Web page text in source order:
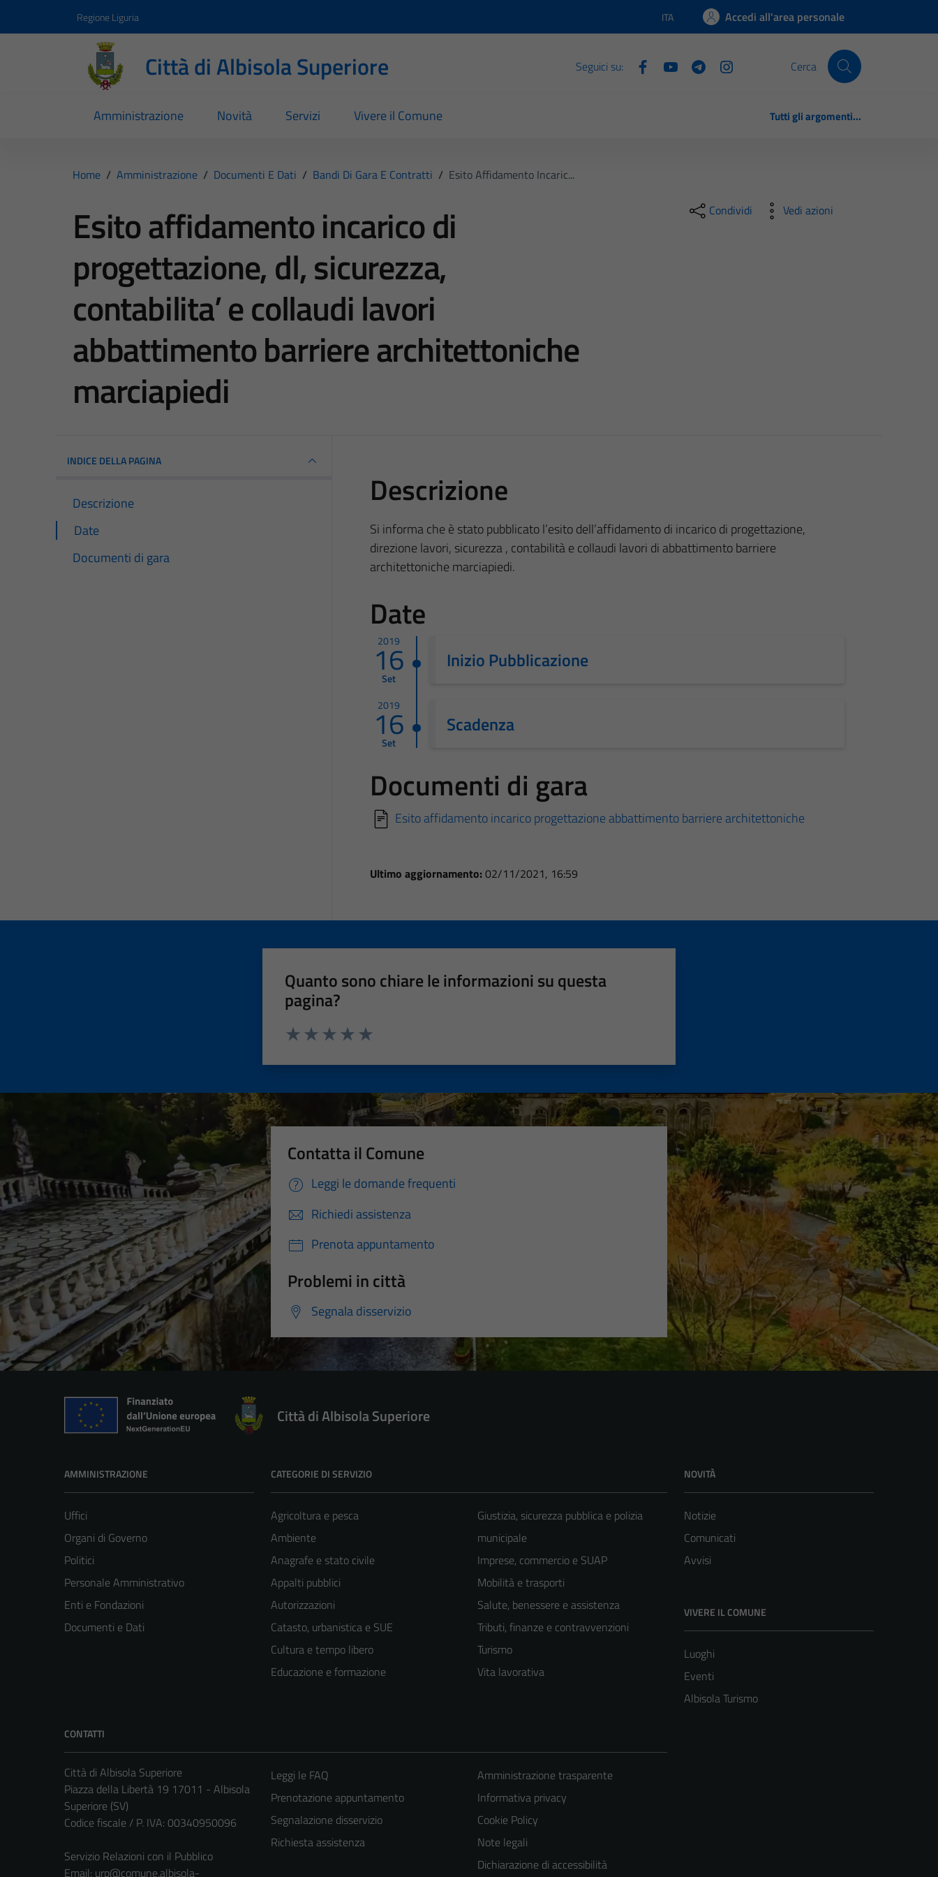
Regione Liguria Lingua attiva:
ITA Accedi all'area personale
Città di Albisola Superiore Seguici su: Cerca
Amministrazione Novità Servizi Vivere il Comune Tutti gli argomenti...
Home / Amministrazione / Documenti E Dati / Bandi Di Gara E Contratti / Esito Affidamento Incaric...
Esito affidamento incarico di
progettazione, dl, sicurezza,
contabilita’ e collaudi lavori
abbattimento barriere architettoniche
marciapiedi
Condividi Vedi azioni
INDICE DELLA PAGINA
Descrizione
Date
Documenti di gara
Descrizione
Si informa che è stato pubblicato l’esito dell’affidamento di incarico di progettazione,
direzione lavori, sicurezza , contabilità e collaudi lavori di abbattimento barriere
architettoniche marciapiedi.
Date
2019
16
Set
Inizio Pubblicazione
2019
16
Set
Scadenza
Documenti di gara
Esito affidamento incarico progettazione abbattimento barriere architettoniche
Ultimo aggiornamento: 02/11/2021, 16:59
Quanto sono chiare le informazioni su questa
pagina?
Contatta il Comune
Leggi le domande frequenti
Richiedi assistenza
Prenota appuntamento
Problemi in città
Segnala disservizio
Città di Albisola Superiore
AMMINISTRAZIONE
Uffici
Organi di Governo
Politici
Personale Amministrativo
Enti e Fondazioni
Documenti e Dati
CATEGORIE DI SERVIZIO
Agricoltura e pesca
Ambiente
Anagrafe e stato civile
Appalti pubblici
Autorizzazioni
Catasto, urbanistica e SUE
Cultura e tempo libero
Educazione e formazione
Giustizia, sicurezza pubblica e polizia
municipale
Imprese, commercio e SUAP
Mobilità e trasporti
Salute, benessere e assistenza
Tributi, finanze e contravvenzioni
Turismo
Vita lavorativa
NOVITÀ
Notizie
Comunicati
Avvisi
VIVERE IL COMUNE
Luoghi
Eventi
Albisola Turismo
CONTATTI
Città di Albisola Superiore
Piazza della Libertà 19 17011 - Albisola
Superiore (SV)
Codice fiscale / P. IVA: 00340950096
Servizio Relazioni con il Pubblico
Email: urp@comune.albisola-
Leggi le FAQ
Prenotazione appuntamento
Segnalazione disservizio
Richiesta assistenza
Amministrazione trasparente
Informativa privacy
Cookie Policy
Note legali
Dichiarazione di accessibilità